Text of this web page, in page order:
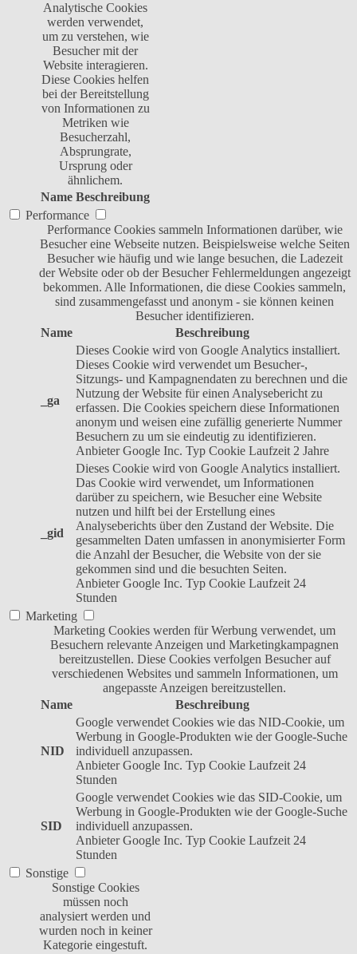
Analytische Cookies
werden verwendet,
um zu verstehen, wie
Besucher mit der
Website interagieren.
Diese Cookies helfen
bei der Bereitstellung
von Informationen zu
Metriken wie
Besucherzahl,
Absprungrate,
Ursprung oder
ähnlichem.
Name Beschreibung
Performance
Performance Cookies sammeln Informationen darüber, wie
Besucher eine Webseite nutzen. Beispielsweise welche Seiten
Besucher wie häufig und wie lange besuchen, die Ladezeit
der Website oder ob der Besucher Fehlermeldungen angezeigt
bekommen. Alle Informationen, die diese Cookies sammeln,
sind zusammengefasst und anonym - sie können keinen
Besucher identifizieren.
Name
Beschreibung
_ga
Dieses Cookie wird von Google Analytics installiert.
Dieses Cookie wird verwendet um Besucher-,
Sitzungs- und Kampagnendaten zu berechnen und die
Nutzung der Website für einen Analysebericht zu
erfassen. Die Cookies speichern diese Informationen
anonym und weisen eine zufällig generierte Nummer
Besuchern zu um sie eindeutig zu identifizieren.
Anbieter Google Inc. Typ Cookie Laufzeit 2 Jahre
_gid
Dieses Cookie wird von Google Analytics installiert.
Das Cookie wird verwendet, um Informationen
darüber zu speichern, wie Besucher eine Website
nutzen und hilft bei der Erstellung eines
Analyseberichts über den Zustand der Website. Die
gesammelten Daten umfassen in anonymisierter Form
die Anzahl der Besucher, die Website von der sie
gekommen sind und die besuchten Seiten.
Anbieter Google Inc. Typ Cookie Laufzeit 24
Stunden
Marketing
Marketing Cookies werden für Werbung verwendet, um
Besuchern relevante Anzeigen und Marketingkampagnen
bereitzustellen. Diese Cookies verfolgen Besucher auf
verschiedenen Websites und sammeln Informationen, um
angepasste Anzeigen bereitzustellen.
Name
Beschreibung
NID
Google verwendet Cookies wie das NID-Cookie, um
Werbung in Google-Produkten wie der Google-Suche
individuell anzupassen.
Anbieter Google Inc. Typ Cookie Laufzeit 24
Stunden
SID
Google verwendet Cookies wie das SID-Cookie, um
Werbung in Google-Produkten wie der Google-Suche
individuell anzupassen.
Anbieter Google Inc. Typ Cookie Laufzeit 24
Stunden
Sonstige
Sonstige Cookies
müssen noch
analysiert werden und
wurden noch in keiner
Kategorie eingestuft.